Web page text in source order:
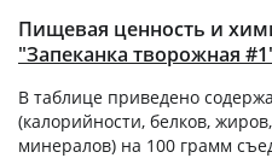
Пищевая ценность и
"Запеканка творожная
В таблице приведено
(калорийности, белков,
минералов) на 100 грамм